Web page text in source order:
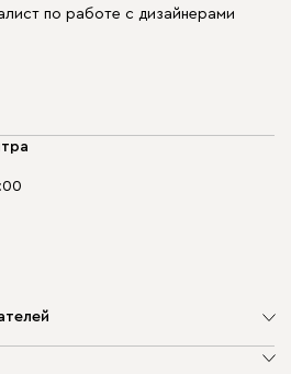
по работе с дизайнерами